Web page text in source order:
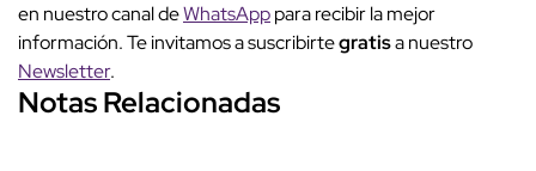
en nuestro canal deWhatsApppara recibir la mejor
información. Te invitamos a suscribirtegratisa nuestro
Newsletter.
Notas Relacionadas